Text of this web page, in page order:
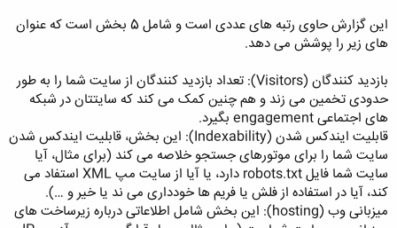
این گزارش حاوی رتبه های عددی است و شامل 5 بخش است که عنوان
های زیر را پوشش می دهد.
بازدید کنندگان (Visitors): تعداد بازدید کنندگان از سایت شما را به طور
حدودی تخمین می زند و هم چنین کمک می کند که سایتتان در شبکه
های اجتماعی engagement بگیرد.
قابلیت ایندکس شدن (Indexability): این بخش، قابلیت ایندکس شدن
سایت شما را برای موتورهای جستجو خلاصه می کند (برای مثال، آیا
سایت شما فایل robots.txt دارد، یا آیا از سایت مپ XML استفاد می
کند، آیا در استفاده از فلش یا فریم ها خودداری می ند یا خیر و …).
میزبانی وب (hosting): این بخش شامل اطلاعاتی درباره زیرساخت های